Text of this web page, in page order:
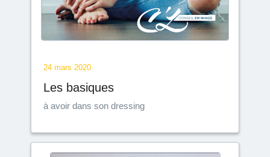
24 mars 2020
Les basiques
à avoir dans son dressing